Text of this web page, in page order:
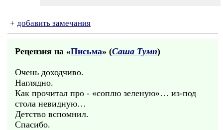
+ добавить замечания
Рецензия на «Письма» (Саша Тумп)
Очень доходчиво.
Наглядно.
Как прочитал про - «соплю зеленую»… из-под
стола невидную…
Детство вспомнил.
Спасибо.